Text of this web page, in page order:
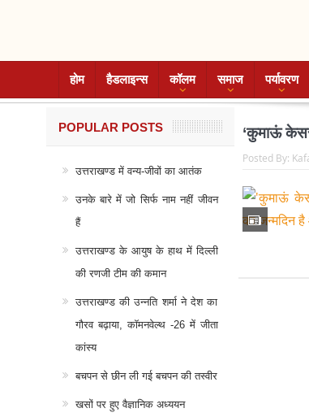
होम हैडलाइन्स कॉलम समाज पर्यावरण
‘कुमाऊं
Posted By:
POPULAR POSTS
उत्तराखण्ड में वन्य-जीवों का आतंक
उनके बारे में जो सिर्फ नाम नहीं जीवन
हैं
उत्तराखण्ड के आयुष के हाथ में दिल्ली
की रणजी टीम की कमान
उत्तराखण्ड की उन्नति शर्मा ने देश का
गौरव बढ़ाया, कॉमनवेल्थ -26 में जीता
कांस्य
बचपन से छीन ली गई बचपन की तस्वीर
खसों पर हुए वैज्ञानिक अध्ययन